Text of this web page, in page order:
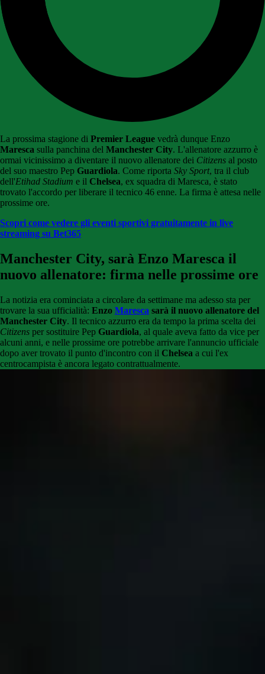
La prossima stagione di Premier League vedrà dunque Enzo
Maresca sulla panchina del Manchester City. L'allenatore azzurro è
ormai vicinissimo a diventare il nuovo allenatore dei Citizens al posto
del suo maestro Pep Guardiola. Come riporta Sky Sport, tra il club
dell'Etihad Stadium e il Chelsea, ex squadra di Maresca, è stato
trovato l'accordo per liberare il tecnico 46 enne. La firma è attesa nelle
prossime ore.
Scopri come vedere gli eventi sportivi gratuitamente in live
streaming su Bet365
Manchester City, sarà Enzo Maresca il
nuovo allenatore: firma nelle prossime ore
La notizia era cominciata a circolare da settimane ma adesso sta per
trovare la sua ufficialità: Enzo Maresca sarà il nuovo allenatore del
Manchester City. Il tecnico azzurro era da tempo la prima scelta dei
Citizens per sostituire Pep Guardiola, al quale aveva fatto da vice per
alcuni anni, e nelle prossime ore potrebbe arrivare l'annuncio ufficiale
dopo aver trovato il punto d'incontro con il Chelsea a cui l'ex
centrocampista è ancora legato contrattualmente.